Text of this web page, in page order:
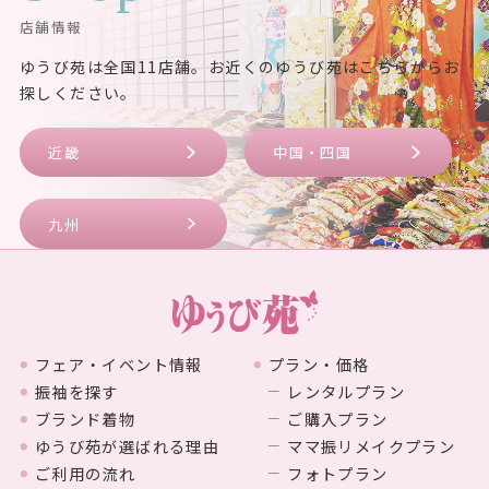
店舗情報
ゆうび苑は全国11店舗。お近くのゆうび苑はこちらからお
探しください。
近畿 中国・四国
九州
フェア・イベント情報
振袖を探す
ブランド着物
ゆうび苑が選ばれる理由
ご利用の流れ
プラン・価格
レンタルプラン
ご購入プラン
ママ振リメイクプラン
フォトプラン